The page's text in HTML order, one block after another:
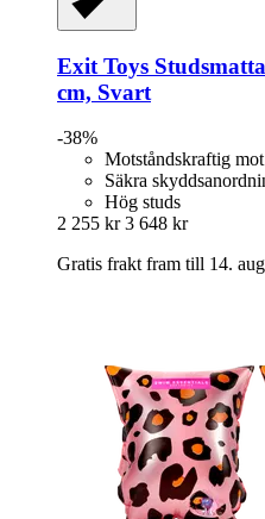
Exit Toys
cm, Svart
-38%
Motståndskraftig
Säkra
Hög studs
2 255 kr 3 648 kr
Gratis frakt fram till 14.